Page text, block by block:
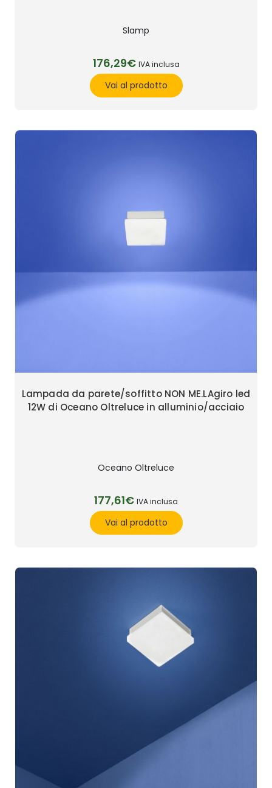
Slamp
176,29€ IVA inclusa
Vai al prodotto
Lampada da parete/soffitto NON ME.LAgiro led
12W di Oceano Oltreluce in alluminio/acciaio
Oceano Oltreluce
177,61€ IVA inclusa
Vai al prodotto